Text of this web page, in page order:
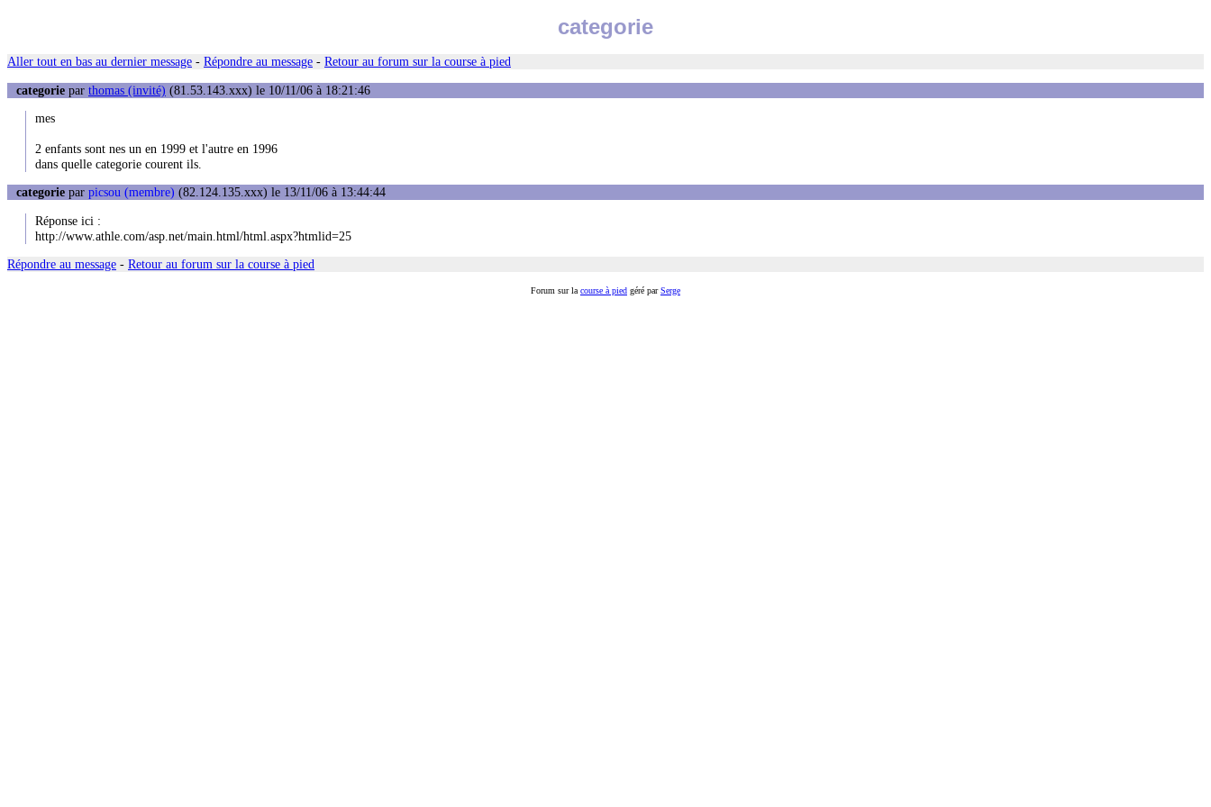
categorie
Aller tout en bas au dernier message - Répondre au message - Retour au forum sur la course à pied
categorie par thomas (invité) (81.53.143.xxx) le 10/11/06 à 18:21:46
mes
2 enfants sont nes un en 1999 et l'autre en 1996
dans quelle categorie courent ils.
categorie par picsou (membre) (82.124.135.xxx) le 13/11/06 à 13:44:44
Réponse ici :
http://www.athle.com/asp.net/main.html/html.aspx?htmlid=25
Répondre au message - Retour au forum sur la course à pied
Forum sur la course à pied géré parSerge